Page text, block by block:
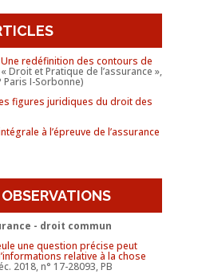
Une redéfinition des contours de
Droit et Pratique de l’assurance »,
I-Sorbonne)
figures juridiques du droit des
à l’épreuve de l’assurance
- droit commun
une question précise peut
relative à la chose
2018, n° 17-28093, PB